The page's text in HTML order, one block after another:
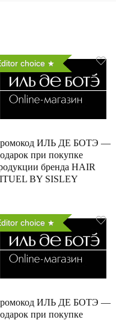
choice
ИЛЬ ДЕ БОТЭ —
при покупке
бренда HAIR
BY SISLEY
choice
ИЛЬ ДЕ БОТЭ —
при покупке